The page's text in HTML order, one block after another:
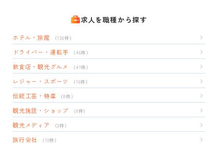
求人を職種から探す
ホテル・旅館 （130件）
ドライバー・運転手 （46件）
飲食店・観光グルメ （41件）
レジャー・スポーツ （16件）
伝統工芸・特産 （8件）
観光施設・ショップ （8件）
観光メディア （3件）
旅行会社 （10件）